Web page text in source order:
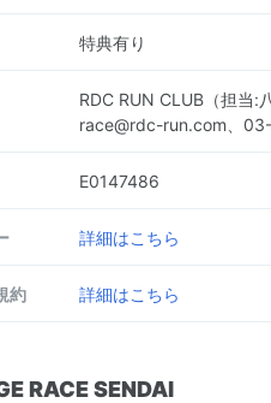
特典有り
RDC RUN CLUB（担当:
race@rdc-run.com、
E0147486
詳細はこちら
約 詳細はこちら
RACE SENDAI